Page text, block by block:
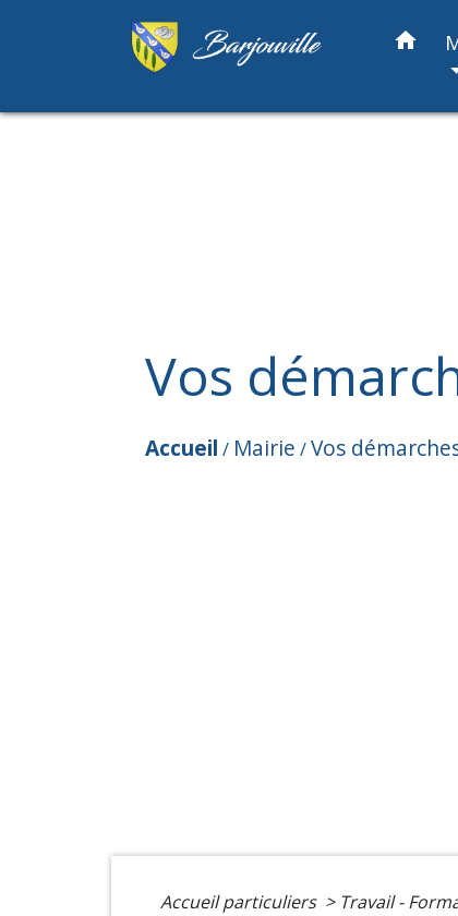
home
Vos
Accueil / Mairie /Vos
Accueil particuliers > Travail -